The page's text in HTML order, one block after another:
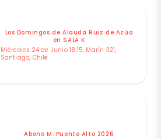
Los Domingos de Alauda Ruiz de Azúa
en SALA K
Miércoles 24 de Junio 18:15, Marín 321,
Santiago, Chile
Abono M. Puente Alto 2026